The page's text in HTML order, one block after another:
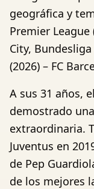
geográfica y
Premier League
City,
(2026) – FC
A sus 31 años,
demostrado
extraordinaria.
Juventus en
de Pep
de los mejores